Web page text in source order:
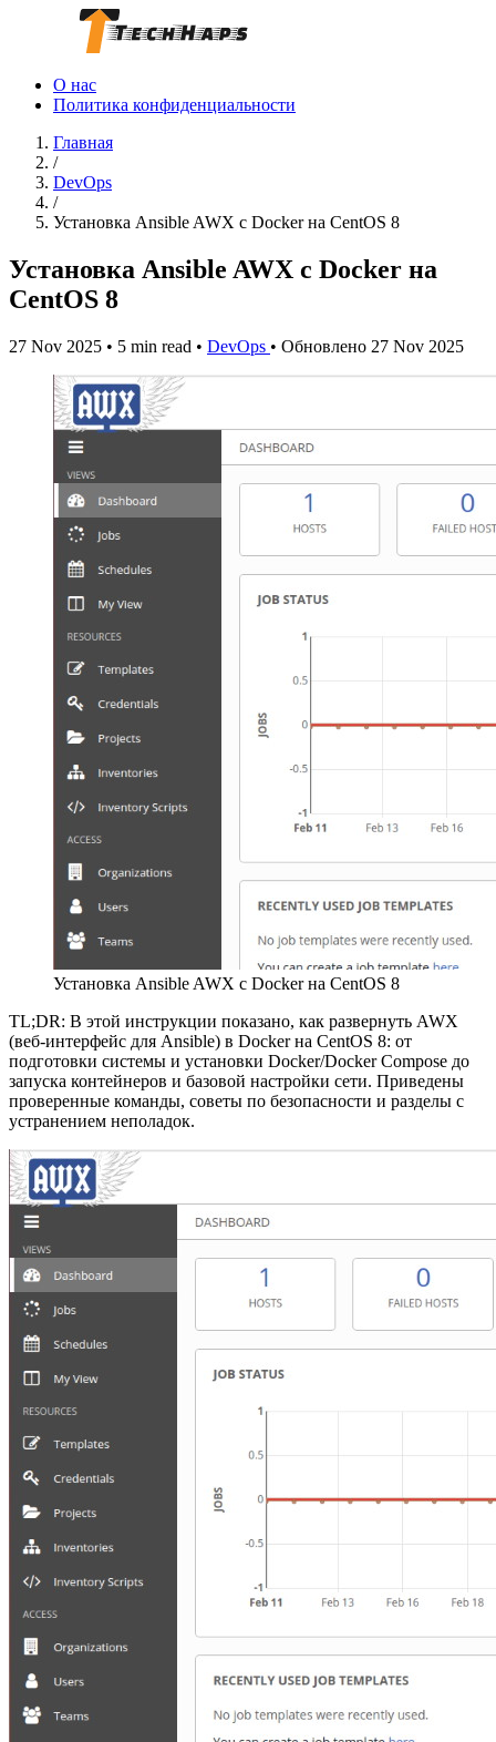
О нас
Политика конфиденциальности
Главная
/
DevOps
/
Установка Ansible AWX с Docker на CentOS 8
Установка Ansible AWX с Docker на
CentOS 8
27 Nov 2025 • 5 min read • DevOps • Обновлено 27 Nov 2025
Установка Ansible AWX с Docker на CentOS 8
TL;DR: В этой инструкции показано, как развернуть AWX
(веб-интерфейс для Ansible) в Docker на CentOS 8: от
подготовки системы и установки Docker/Docker Compose до
запуска контейнеров и базовой настройки сети. Приведены
проверенные команды, советы по безопасности и разделы с
устранением неполадок.